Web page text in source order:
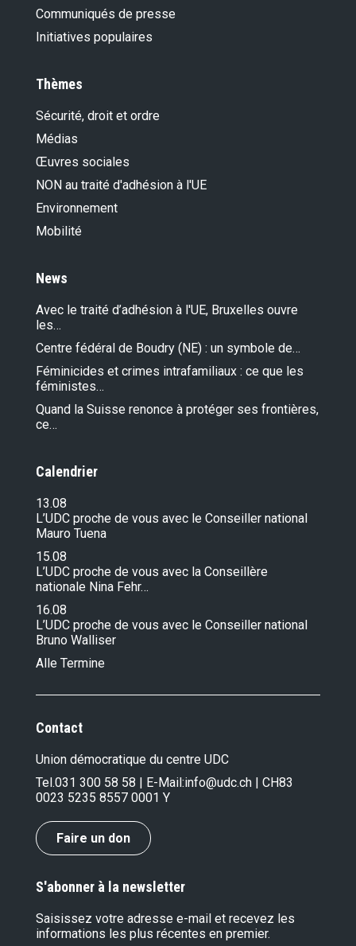
Communiqués de presse
Initiatives populaires
Thèmes
Sécurité, droit et ordre
Médias
Œuvres sociales
NON au traité d'adhésion à l'UE
Environnement
Mobilité
News
Avec le traité d’adhésion à l'UE, Bruxelles ouvre
les…
Centre fédéral de Boudry (NE) : un symbole de…
Féminicides et crimes intrafamiliaux : ce que les
féministes…
Quand la Suisse renonce à protéger ses frontières,
ce…
Calendrier
13.08
L’UDC proche de vous avec le Conseiller national
Mauro Tuena
15.08
L’UDC proche de vous avec la Conseillère
nationale Nina Fehr…
16.08
L’UDC proche de vous avec le Conseiller national
Bruno Walliser
Alle Termine
Contact
Union démocratique du centre UDC
Tel.031 300 58 58 | E-Mail:info@udc.ch | CH83
0023 5235 8557 0001 Y
Faire un don
S'abonner à la newsletter
Saisissez votre adresse e-mail et recevez les
informations les plus récentes en premier.